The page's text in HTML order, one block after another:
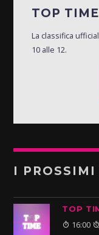
TOP TIME
La classifica
10 alle 12.
I PROSSIMI
TOP
16:00